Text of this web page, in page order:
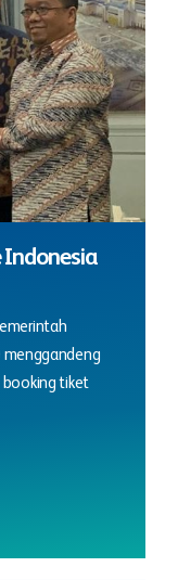
Indonesia
menggandeng
booking tiket